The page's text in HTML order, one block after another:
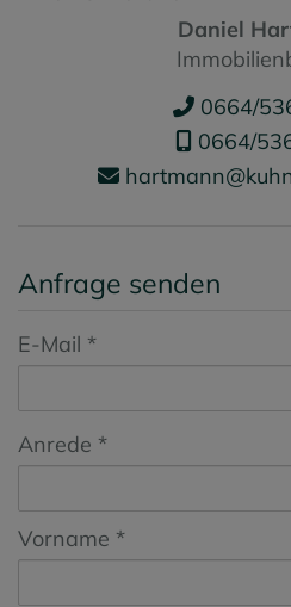
Daniel
0664/
0664/
Anfrage senden
E-Mail
Anrede
Vorname